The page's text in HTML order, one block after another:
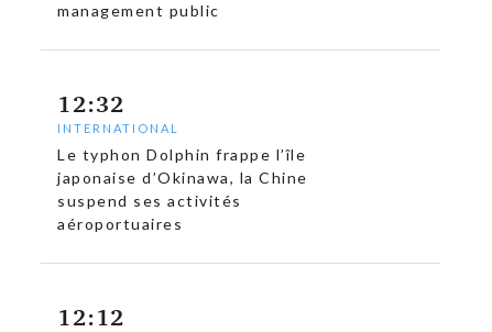
management public
12:32
INTERNATIONAL
Le typhon Dolphin frappe l’île
japonaise d’Okinawa, la Chine
suspend ses activités
aéroportuaires
12:12